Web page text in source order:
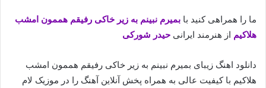
ما را همراهی کنید با بمیرم نبینم به زیر خاکی رفیقم هممون امشب
هلاکیم از هنرمند ایرانی حیدر شورکی
دانلود اهنگ زیبای بمیرم نبینم به زیر خاکی رفیقم هممون امشب
هلاکیم با کیفیت عالی به همراه پخش آنلاین آهنگ را در موزیک لام